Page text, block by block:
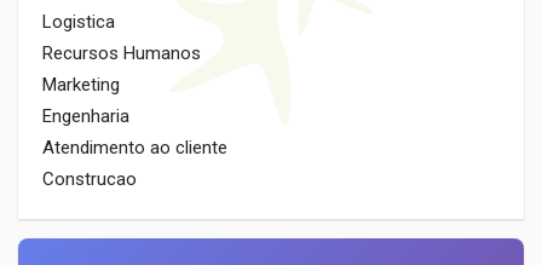
Logistica
Recursos Humanos
Marketing
Engenharia
Atendimento ao cliente
Construcao